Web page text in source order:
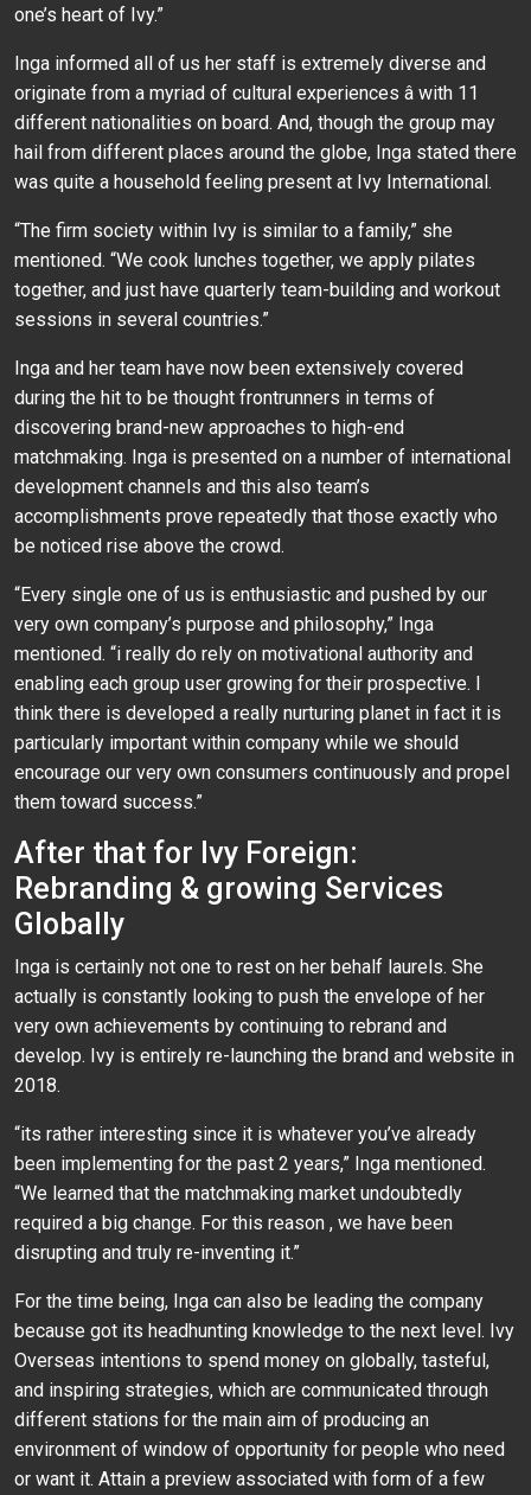
one’s heart of Ivy.”
Inga informed all of us her staff is extremely diverse and
originate from a myriad of cultural experiences â with 11
different nationalities on board. And, though the group may
hail from different places around the globe, Inga stated there
was quite a household feeling present at Ivy International.
“The firm society within Ivy is similar to a family,” she
mentioned. “We cook lunches together, we apply pilates
together, and just have quarterly team-building and workout
sessions in several countries.”
Inga and her team have now been extensively covered
during the hit to be thought frontrunners in terms of
discovering brand-new approaches to high-end
matchmaking. Inga is presented on a number of international
development channels and this also team’s
accomplishments prove repeatedly that those exactly who
be noticed rise above the crowd.
“Every single one of us is enthusiastic and pushed by our
very own company’s purpose and philosophy,” Inga
mentioned. “i really do rely on motivational authority and
enabling each group user growing for their prospective. I
think there is developed a really nurturing planet in fact it is
particularly important within company while we should
encourage our very own consumers continuously and propel
them toward success.”
After that for Ivy Foreign:
Rebranding & growing Services
Globally
Inga is certainly not one to rest on her behalf laurels. She
actually is constantly looking to push the envelope of her
very own achievements by continuing to rebrand and
develop. Ivy is entirely re-launching the brand and website in
2018.
“its rather interesting since it is whatever you’ve already
been implementing for the past 2 years,” Inga mentioned.
“We learned that the matchmaking market undoubtedly
required a big change. For this reason , we have been
disrupting and truly re-inventing it.”
For the time being, Inga can also be leading the company
because got its headhunting knowledge to the next level. Ivy
Overseas intentions to spend money on globally, tasteful,
and inspiring strategies, which are communicated through
different stations for the main aim of producing an
environment of window of opportunity for people who need
or want it. Attain a preview associated with form of a few